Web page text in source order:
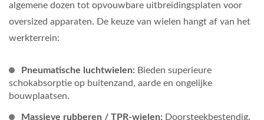
algemene dozen tot opvouwbare uitbreidingsplaten voor
oversized apparaten. De keuze van wielen hangt af van het
werkterrein:
Pneumatische luchtwielen: Bieden superieure
schokabsorptie op buitenzand, aarde en ongelijke
bouwplaatsen.
Massieve rubberen / TPR-wielen: Doorsteekbestendig,